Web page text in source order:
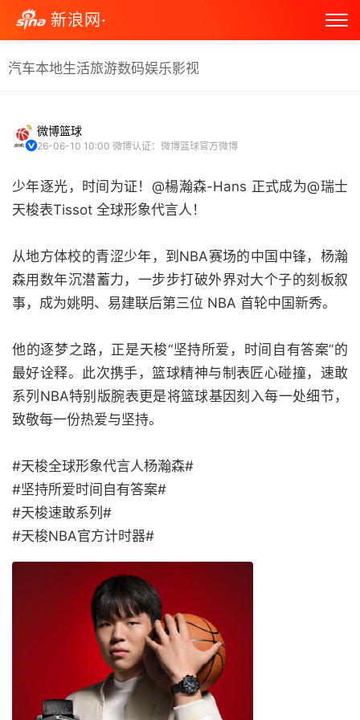
新浪网·
汽车本地生活旅游数码娱乐影视
微博篮球
26-06-10 10:00 微博认证：微博篮球官方微博
少年逐光，时间为证！@楊瀚森-Hans 正式成为@瑞士
天梭表Tissot 全球形象代言人！
从地方体校的青涩少年，到NBA赛场的中国中锋，杨瀚
森用数年沉潜蓄力，一步步打破外界对大个子的刻板叙
事，成为姚明、易建联后第三位 NBA 首轮中国新秀。
他的逐梦之路，正是天梭“坚持所爱，时间自有答案”的
最好诠释。此次携手，篮球精神与制表匠心碰撞，速敢
系列NBA特别版腕表更是将篮球基因刻入每一处细节，
致敬每一份热爱与坚持。
#天梭全球形象代言人杨瀚森#
#坚持所爱时间自有答案#
#天梭速敢系列#
#天梭NBA官方计时器#